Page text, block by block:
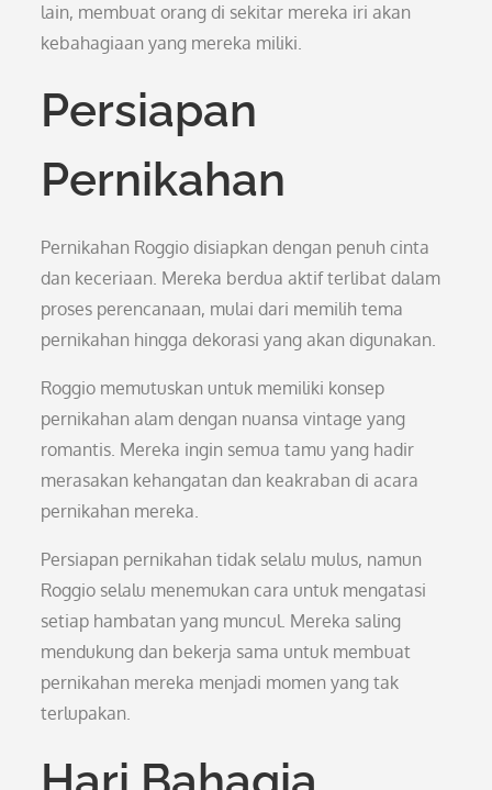
lain, membuat orang di sekitar mereka iri akan
kebahagiaan yang mereka miliki.
Persiapan
Pernikahan
Pernikahan Roggio disiapkan dengan penuh cinta
dan keceriaan. Mereka berdua aktif terlibat dalam
proses perencanaan, mulai dari memilih tema
pernikahan hingga dekorasi yang akan digunakan.
Roggio memutuskan untuk memiliki konsep
pernikahan alam dengan nuansa vintage yang
romantis. Mereka ingin semua tamu yang hadir
merasakan kehangatan dan keakraban di acara
pernikahan mereka.
Persiapan pernikahan tidak selalu mulus, namun
Roggio selalu menemukan cara untuk mengatasi
setiap hambatan yang muncul. Mereka saling
mendukung dan bekerja sama untuk membuat
pernikahan mereka menjadi momen yang tak
terlupakan.